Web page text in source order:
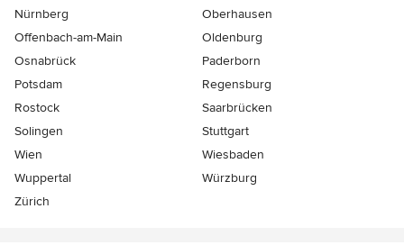
Nürnberg
Oberhausen
Offenbach-am-Main
Oldenburg
Osnabrück
Paderborn
Potsdam
Regensburg
Rostock
Saarbrücken
Solingen
Stuttgart
Wien
Wiesbaden
Wuppertal
Würzburg
Zürich